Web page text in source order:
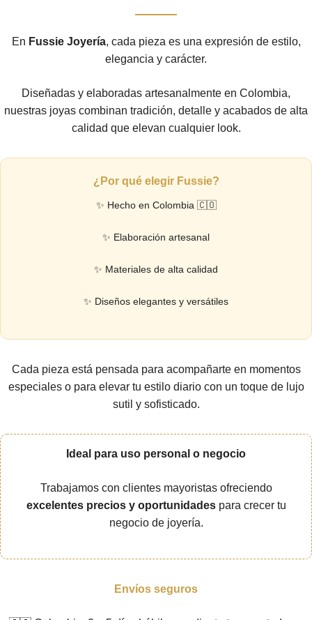
En Fussie Joyería, cada pieza es una expresión de estilo,
elegancia y carácter.
Diseñadas y elaboradas artesanalmente en Colombia,
nuestras joyas combinan tradición, detalle y acabados de alta
calidad que elevan cualquier look.
¿Por qué elegir Fussie?
✨ Hecho en Colombia 🇨🇴
✨ Elaboración artesanal
✨ Materiales de alta calidad
✨ Diseños elegantes y versátiles
Cada pieza está pensada para acompañarte en momentos
especiales o para elevar tu estilo diario con un toque de lujo
sutil y sofisticado.
Ideal para uso personal o negocio
Trabajamos con clientes mayoristas ofreciendo
excelentes precios y oportunidadespara crecer tu
negocio de joyería.
Envíos seguros